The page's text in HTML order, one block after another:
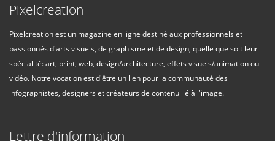
Pixelcreation
Pixelcreation est un magazine en ligne destiné aux professionnels et
passionnés d'arts visuels, de graphisme et de design, quelle que soit leur
spécialité: art, print, web, design/architecture, effets visuels/animation ou
vidéo. Notre vocation est d'être un lien pour la communauté des
infographistes, designers et créateurs de contenu lié à l'image.
Lettre d'information